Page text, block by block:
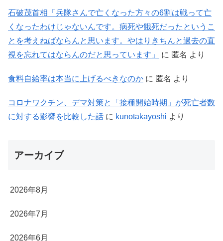
石破茂首相「兵隊さんで亡くなった方々の6割は戦って亡
くなったわけじゃないんです。病死や餓死だったというこ
とを考えねばならんと思います。やはりきちんと過去の直
視を忘れてはならんのだと思っています」
に 匿名 より
食料自給率は本当に上げるべきなのか に 匿名 より
コロナワクチン、デマ対策と「接種開始時期」が死亡者数
に対する影響を比較した話 に kunotakayoshi より
アーカイブ
2026年8月
2026年7月
2026年6月